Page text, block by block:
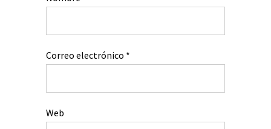
Correo electrónico *
Web